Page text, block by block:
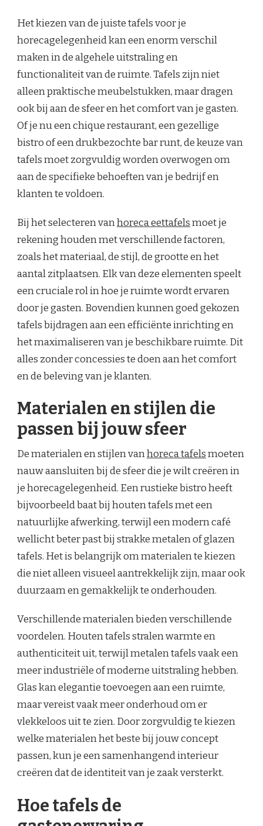
Het kiezen van de juiste tafels voor je
horecagelegenheid kan een enorm verschil
maken in de algehele uitstraling en
functionaliteit van de ruimte. Tafels zijn niet
alleen praktische meubelstukken, maar dragen
ook bij aan de sfeer en het comfort van je gasten.
Of je nu een chique restaurant, een gezellige
bistro of een drukbezochte bar runt, de keuze van
tafels moet zorgvuldig worden overwogen om
aan de specifieke behoeften van je bedrijf en
klanten te voldoen.
Bij het selecteren vanhoreca eettafelsmoet je
rekening houden met verschillende factoren,
zoals het materiaal, de stijl, de grootte en het
aantal zitplaatsen. Elk van deze elementen speelt
een cruciale rol in hoe je ruimte wordt ervaren
door je gasten. Bovendien kunnen goed gekozen
tafels bijdragen aan een efficiënte inrichting en
het maximaliseren van je beschikbare ruimte. Dit
alles zonder concessies te doen aan het comfort
en de beleving van je klanten.
Materialen en stijlen die
passen bij jouw sfeer
De materialen en stijlen vanhoreca tafelsmoeten
nauw aansluiten bij de sfeer die je wilt creëren in
je horecagelegenheid. Een rustieke bistro heeft
bijvoorbeeld baat bij houten tafels met een
natuurlijke afwerking, terwijl een modern café
wellicht beter past bij strakke metalen of glazen
tafels. Het is belangrijk om materialen te kiezen
die niet alleen visueel aantrekkelijk zijn, maar ook
duurzaam en gemakkelijk te onderhouden.
Verschillende materialen bieden verschillende
voordelen. Houten tafels stralen warmte en
authenticiteit uit, terwijl metalen tafels vaak een
meer industriële of moderne uitstraling hebben.
Glas kan elegantie toevoegen aan een ruimte,
maar vereist vaak meer onderhoud om er
vlekkeloos uit te zien. Door zorgvuldig te kiezen
welke materialen het beste bij jouw concept
passen, kun je een samenhangend interieur
creëren dat de identiteit van je zaak versterkt.
Hoe tafels de